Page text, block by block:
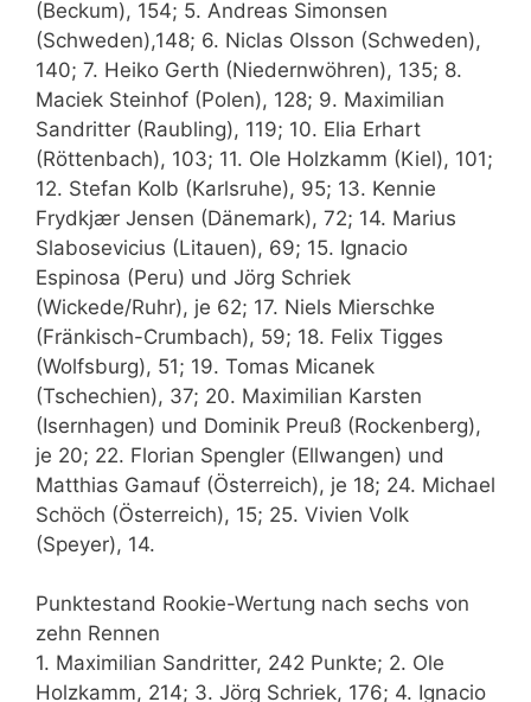
(Beckum), 154; 5. Andreas Simonsen
(Schweden),148; 6. Niclas Olsson (Schweden),
140; 7. Heiko Gerth (Niedernwöhren), 135; 8.
Maciek Steinhof (Polen), 128; 9. Maximilian
Sandritter (Raubling), 119; 10. Elia Erhart
(Röttenbach), 103; 11. Ole Holzkamm (Kiel), 101;
12. Stefan Kolb (Karlsruhe), 95; 13. Kennie
Frydkjær Jensen (Dänemark), 72; 14. Marius
Slabosevicius (Litauen), 69; 15. Ignacio
Espinosa (Peru) und Jörg Schriek
(Wickede/Ruhr), je 62; 17. Niels Mierschke
(Fränkisch-Crumbach), 59; 18. Felix Tigges
(Wolfsburg), 51; 19. Tomas Micanek
(Tschechien), 37; 20. Maximilian Karsten
(Isernhagen) und Dominik Preuß (Rockenberg),
je 20; 22. Florian Spengler (Ellwangen) und
Matthias Gamauf (Österreich), je 18; 24. Michael
Schöch (Österreich), 15; 25. Vivien Volk
(Speyer), 14.
Punktestand Rookie-Wertung nach sechs von
zehn Rennen
1. Maximilian Sandritter, 242 Punkte; 2. Ole
Holzkamm, 214; 3. Jörg Schriek, 176; 4. Ignacio